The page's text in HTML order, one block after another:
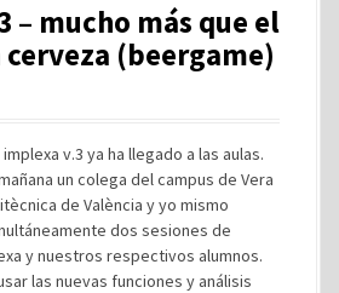
– mucho más que el
(beergame)
v.3 ya ha llegado a las aulas.
un colega del campus de Vera
de València y yo mismo
dos sesiones de
y nuestros respectivos alumnos.
las nuevas funciones y análisis